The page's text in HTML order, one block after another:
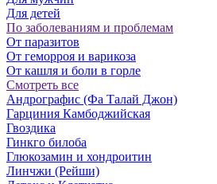
Для детей
По заболеваниям и проблемам
От паразитов
Oт геморроя и варикоза
От кашля и боли в горле
Смотреть все
Андрографис (Фа Талай Джон)
Гарциния Камбоджийская
Гвоздика
Гинкго билоба
Глюкозамин и хондроитин
Линчжи (Рейши)